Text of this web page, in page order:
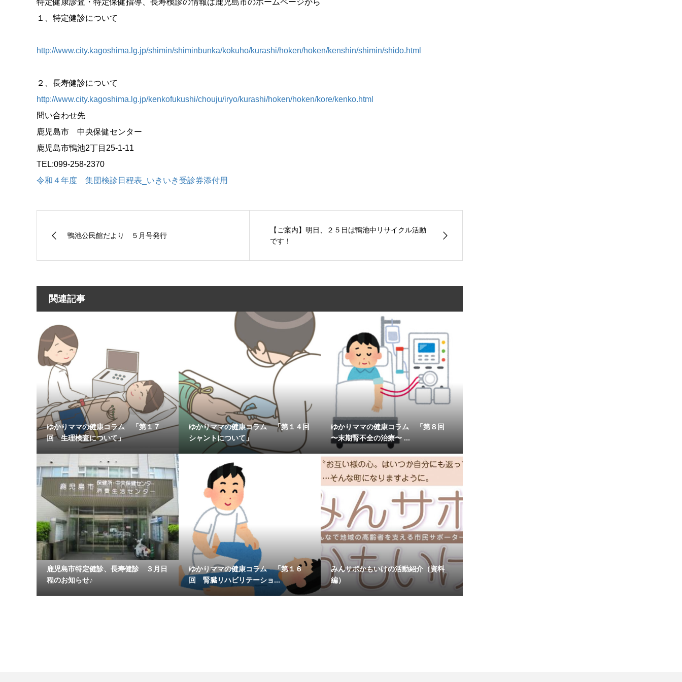
１、特定健診について
http://www.city.kagoshima.lg.jp/shimin/shiminbunka/kokuho/kurashi/hoken/hoken/kenshin/shimin/shido.html
２、長寿健診について
http://www.city.kagoshima.lg.jp/kenkofukushi/chouju/iryo/kurashi/hoken/hoken/kore/kenko.html
問い合わせ先
鹿児島市 中央保健センター
鹿児島市鴨池2丁目25-1-11
TEL:099-258-2370
令和４年度 集団検診日程表_いきいき受診券添付用
鴨池公民館だより ５月号発行
【ご案内】明日、２５日は鴨池中リサイクル活動
です！
関連記事
ゆかりママの健康コラム 「第１７
回 生理検査について」
ゆかりママの健康コラム 「第１４回
シャントについて」
ゆかりママの健康コラム 「第８回
〜末期腎不全の治療〜 ...
鹿児島市特定健診、長寿健診 ３月日
程のお知らせ♪
ゆかりママの健康コラム 「第１６
回 腎臓リハビリテーショ...
みんサポかもいけの活動紹介（資料
編）